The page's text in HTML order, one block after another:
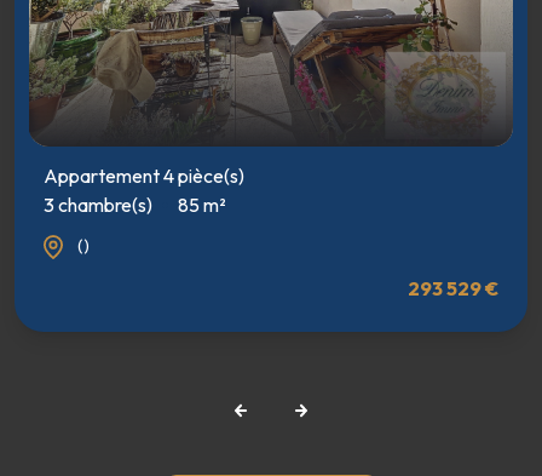
Appartement 4 pièce(s)
3 chambre(s)
85 m²
()
293 529 €